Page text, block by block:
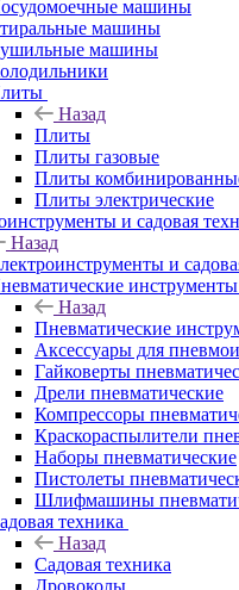
машины
машины
машины
Назад
Плиты
Плиты газовые
Плиты
Плиты электрические
и садовая
Назад
и
инструменты
Назад
Пневматические
Аксессуары для
Гайковерты
Дрели пневматические
Компрессоры
Краскораспылители
Наборы пневматические
Пистолеты
Шлифмашины
техника
Назад
Садовая техника
Дровоколы